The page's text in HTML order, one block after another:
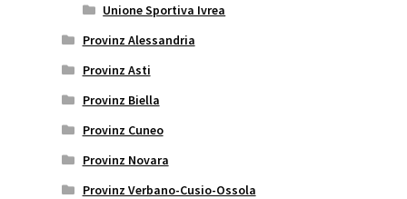
Unione Sportiva Ivrea
Provinz Alessandria
Provinz Asti
Provinz Biella
Provinz Cuneo
Provinz Novara
Provinz Verbano-Cusio-Ossola